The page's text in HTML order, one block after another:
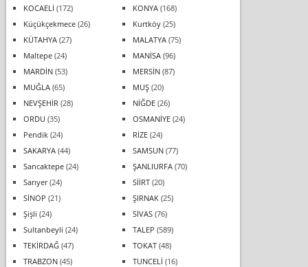
KOCAELİ (172) KONYA(168)
Küçükçekmece(26) Kurtköy(25)
KÜTAHYA(27) MALATYA(75)
Maltepe(24) MANİSA(96)
MARDİN(53) MERSİN(87)
MUĞLA(65) MUŞ(20)
NEVŞEHİR (28) NİĞDE(26)
ORDU (35) OSMANİYE(24)
Pendik(24) RİZE(24)
SAKARYA(44) SAMSUN(77)
Sancaktepe(24) ŞANLIURFA(70)
Sarıyer(24) SİİRT(20)
SİNOP (21) ŞIRNAK(25)
Şişli (24) SİVAS(76)
Sultanbeyli (24) TALEP (589)
TEKİRDAĞ(47) TOKAT(48)
TRABZON(45) TUNCELİ (16)